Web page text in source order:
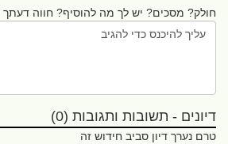
חולק? מסכים? יש לך מה להוסיף? חווה דעתך
דיונים - תשובות ותגובות (0)
טרם נערך דיון סביב חידוש זה